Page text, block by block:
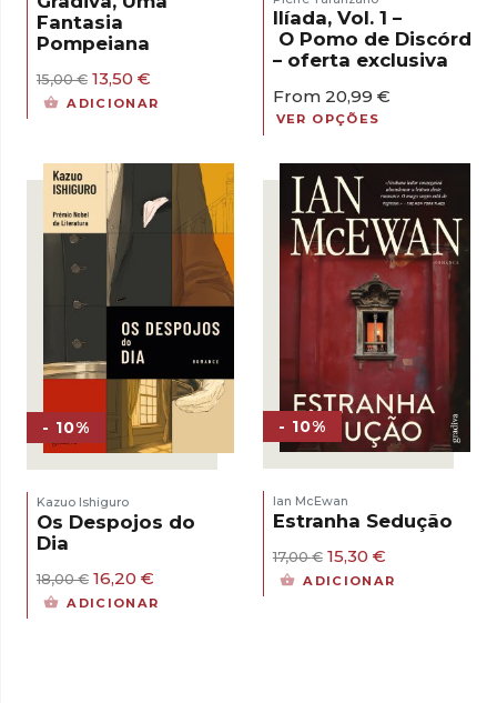
Fantasia
Pompeiana
15,00€ O
preço
13,50 €
preço
ADICIONAR
Ilíada, Vol. 1 –
O Pomo de Discórdia
– oferta exclusiva
From 20,99 €
VER OPÇÕES
- 10%
Kazuo Ishiguro
Os Despojos do
Dia
18,00€ O
preço
16,20 €
preço
ADICIONAR
- 10%
Ian McEwan
Estranha Sedução
17,00€ O
preço
15,30 €O
preço
ADICIONAR